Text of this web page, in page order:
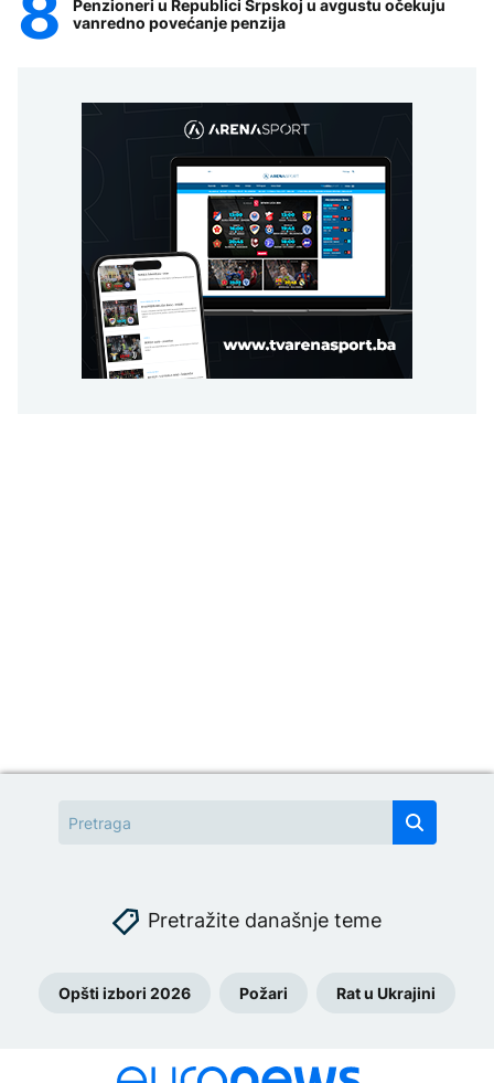
Penzioneri u Republici Srpskoj u avgustu očekuju
vanredno povećanje penzija
Pretražite današnje teme
Opšti izbori 2026 Požari Rat u Ukrajini